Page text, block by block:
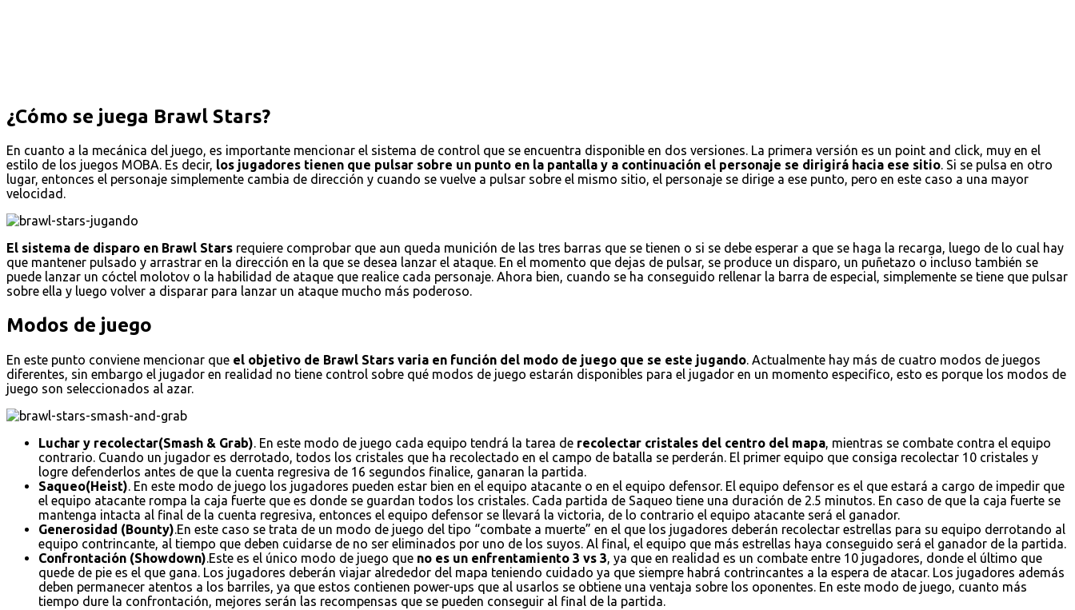
¿Cómo se juega Brawl Stars?
En cuanto a la mecánica del juego, es importante mencionar el sistema de control que se encuentra disponible en dos versiones. La primera versión es un point and click, muy en el
estilo de los juegos MOBA. Es decir, los jugadores tienen que pulsar sobre un punto en la pantalla y a continuación el personaje se dirigirá hacia ese sitio. Si se pulsa en otro
lugar, entonces el personaje simplemente cambia de dirección y cuando se vuelve a pulsar sobre el mismo sitio, el personaje se dirige a ese punto, pero en este caso a una mayor
velocidad.
El sistema de disparo en Brawl Stars requiere comprobar que aun queda munición de las tres barras que se tienen o si se debe esperar a que se haga la recarga, luego de lo cual hay
que mantener pulsado y arrastrar en la dirección en la que se desea lanzar el ataque. En el momento que dejas de pulsar, se produce un disparo, un puñetazo o incluso también se
puede lanzar un cóctel molotov o la habilidad de ataque que realice cada personaje. Ahora bien, cuando se ha conseguido rellenar la barra de especial, simplemente se tiene que pulsar
sobre ella y luego volver a disparar para lanzar un ataque mucho más poderoso.
Modos de juego
En este punto conviene mencionar que el objetivo de Brawl Stars varia en función del modo de juego que se este jugando. Actualmente hay más de cuatro modos de juegos
diferentes, sin embargo el jugador en realidad no tiene control sobre qué modos de juego estarán disponibles para el jugador en un momento especifico, esto es porque los modos de
juego son seleccionados al azar.
Luchar y recolectar(Smash & Grab). En este modo de juego cada equipo tendrá la tarea de recolectar cristales del centro del mapa, mientras se combate contra el equipo
contrario. Cuando un jugador es derrotado, todos los cristales que ha recolectado en el campo de batalla se perderán. El primer equipo que consiga recolectar 10 cristales y
logre defenderlos antes de que la cuenta regresiva de 16 segundos finalice, ganaran la partida.
Saqueo(Heist). En este modo de juego los jugadores pueden estar bien en el equipo atacante o en el equipo defensor. El equipo defensor es el que estará a cargo de impedir que
el equipo atacante rompa la caja fuerte que es donde se guardan todos los cristales. Cada partida de Saqueo tiene una duración de 2.5 minutos. En caso de que la caja fuerte se
mantenga intacta al final de la cuenta regresiva, entonces el equipo defensor se llevará la victoria, de lo contrario el equipo atacante será el ganador.
Generosidad (Bounty).En este caso se trata de un modo de juego del tipo “combate a muerte” en el que los jugadores deberán recolectar estrellas para su equipo derrotando al
equipo contrincante, al tiempo que deben cuidarse de no ser eliminados por uno de los suyos. Al final, el equipo que más estrellas haya conseguido será el ganador de la partida.
Confrontación (Showdown).Este es el único modo de juego que no es un enfrentamiento 3 vs 3, ya que en realidad es un combate entre 10 jugadores, donde el último que
quede de pie es el que gana. Los jugadores deberán viajar alrededor del mapa teniendo cuidado ya que siempre habrá contrincantes a la espera de atacar. Los jugadores además
deben permanecer atentos a los barriles, ya que estos contienen power-ups que al usarlos se obtiene una ventaja sobre los oponentes. En este modo de juego, cuanto más
tiempo dure la confrontación, mejores serán las recompensas que se pueden conseguir al final de la partida.